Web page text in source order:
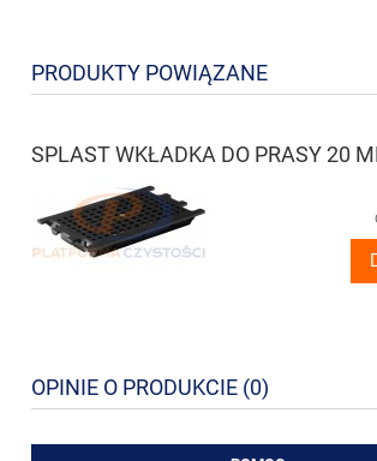
PRODUKTY POWIĄZANE
SPLAST WKŁADKA DO PRASY 20
OPINIE O PRODUKCIE (0)